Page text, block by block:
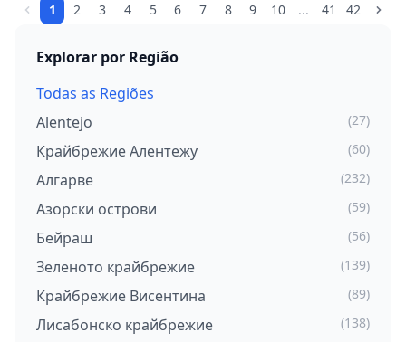
1 2 3 4 5 6 7 8 9 10 ... 41 42
Explorar por Região
Todas as Regiões
Alentejo
(27)
Крайбрежие Алентежу (60)
Алгарве (232)
Азорски острови (59)
Бейраш (56)
Зеленото крайбрежие (139)
Крайбрежие Висентина (89)
Лисабонско крайбрежие (138)